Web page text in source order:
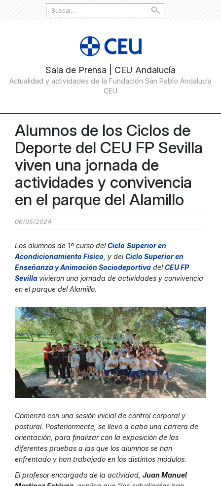
Search
for:
Alumnos de los Ciclos de
Deporte del CEU FP Sevilla
viven una jornada de
actividades y convivencia
en el parque del Alamillo
06/05/2024
Los alumnos de 1º curso delCiclo Superior en
Acondicionamiento Físico , y delCiclo Superior en
Enseñanza y Animación Sociodeportiva delCEU FP
Sevilla vivieron una jornada de actividades y convivencia
en el parque del Alamillo.
Comenzó con una sesión inicial de control corporal y
postural. Posteriormente, se llevó a cabo una carrera de
orientación, para finalizar con la exposición de las
diferentes pruebas a las que los alumnos se han
enfrentado y han trabajado en los distintos módulos.
El profesor encargado de la actividad, Juan Manuel